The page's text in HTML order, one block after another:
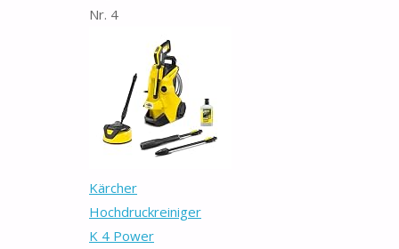
Nr. 4
Kärcher
Hochdruckreiniger
K 4 Power